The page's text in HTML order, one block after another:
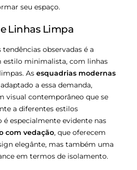
seu espaço.
Linhas Limpa
observadas é a
estilo minimalista, com linhas
As esquadrias modernas
a essa demanda,
visual contemporâneo que se
a diferentes estilos
é especialmente evidente nas
com vedação, que oferecem
elegânte, mas também uma
em termos de isolamento.